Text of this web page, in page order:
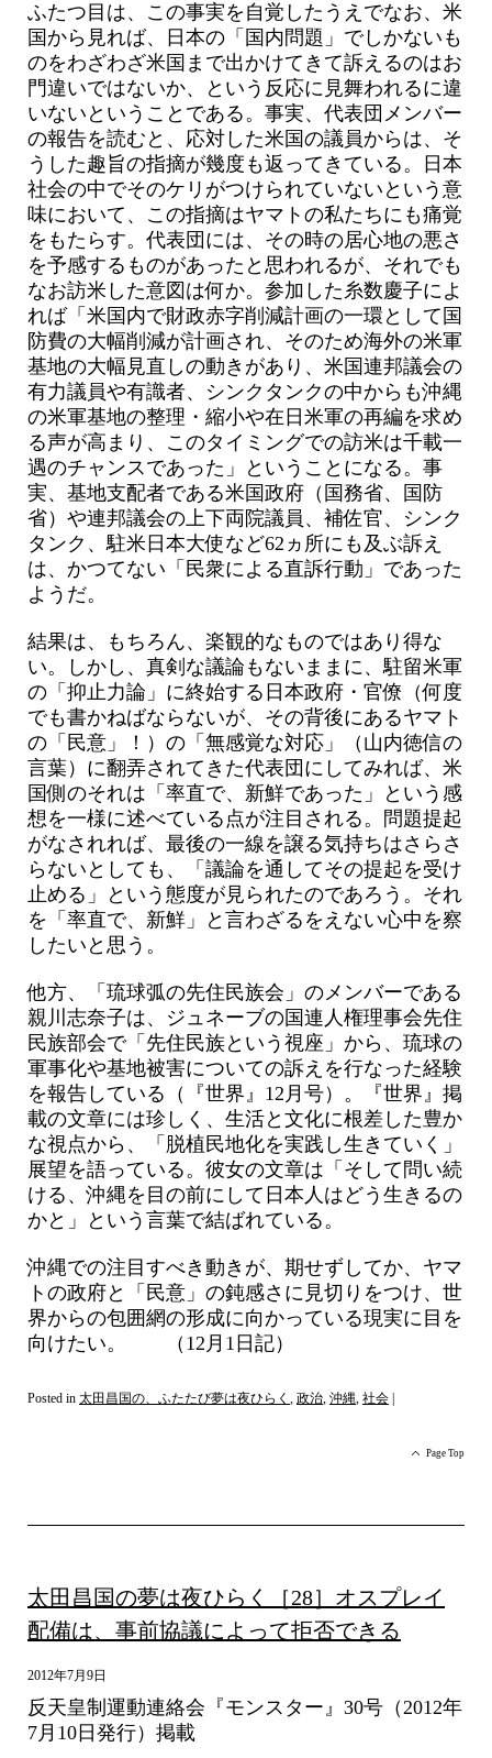
ふたつ目は、この事実を自覚したうえでなお、米
国から見れば、日本の「国内問題」でしかないも
のをわざわざ米国まで出かけてきて訴えるのはお
門違いではないか、という反応に見舞われるに違
いないということである。事実、代表団メンバー
の報告を読むと、応対した米国の議員からは、そ
うした趣旨の指摘が幾度も返ってきている。日本
社会の中でそのケリがつけられていないという意
味において、この指摘はヤマトの私たちにも痛覚
をもたらす。代表団には、その時の居心地の悪さ
を予感するものがあったと思われるが、それでも
なお訪米した意図は何か。参加した糸数慶子によ
れば「米国内で財政赤字削減計画の一環として国
防費の大幅削減が計画され、そのため海外の米軍
基地の大幅見直しの動きがあり、米国連邦議会の
有力議員や有識者、シンクタンクの中からも沖縄
の米軍基地の整理・縮小や在日米軍の再編を求め
る声が高まり、このタイミングでの訪米は千載一
遇のチャンスであった」ということになる。事
実、基地支配者である米国政府（国務省、国防
省）や連邦議会の上下両院議員、補佐官、シンク
タンク、駐米日本大使など62ヵ所にも及ぶ訴え
は、かつてない「民衆による直訴行動」であった
ようだ。
結果は、もちろん、楽観的なものではあり得な
い。しかし、真剣な議論もないままに、駐留米軍
の「抑止力論」に終始する日本政府・官僚（何度
でも書かねばならないが、その背後にあるヤマト
の「民意」！）の「無感覚な対応」（山内徳信の
言葉）に翻弄されてきた代表団にしてみれば、米
国側のそれは「率直で、新鮮であった」という感
想を一様に述べている点が注目される。問題提起
がなされれば、最後の一線を譲る気持ちはさらさ
らないとしても、「議論を通してその提起を受け
止める」という態度が見られたのであろう。それ
を「率直で、新鮮」と言わざるをえない心中を察
したいと思う。
他方、「琉球弧の先住民族会」のメンバーである
親川志奈子は、ジュネーブの国連人権理事会先住
民族部会で「先住民族という視座」から、琉球の
軍事化や基地被害についての訴えを行なった経験
を報告している（『世界』12月号）。『世界』掲
載の文章には珍しく、生活と文化に根差した豊か
な視点から、「脱植民地化を実践し生きていく」
展望を語っている。彼女の文章は「そして問い続
ける、沖縄を目の前にして日本人はどう生きるの
かと」という言葉で結ばれている。
沖縄での注目すべき動きが、期せずしてか、ヤマ
トの政府と「民意」の鈍感さに見切りをつけ、世
界からの包囲網の形成に向かっている現実に目を
向けたい。 （12月1日記）
Posted in 太田昌国の、ふたたび夢は夜ひらく , 政治, 沖縄, 社会
Page Top
太田昌国の夢は夜ひらく［28］オスプレイ
配備は、事前協議によって拒否できる
2012年7月9日
反天皇制運動連絡会『モンスター』30号（2012年
7月10日発行）掲載